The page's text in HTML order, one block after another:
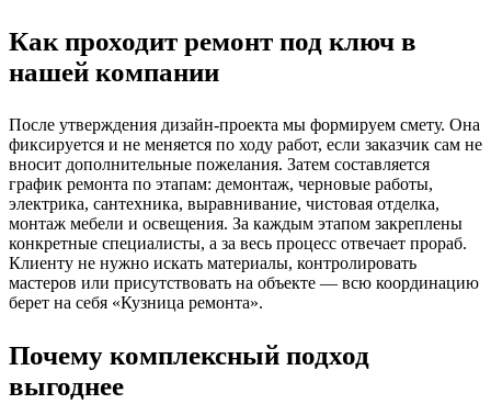
Как проходит ремонт под ключ в
нашей компании
После утверждения дизайн-проекта мы формируем смету. Она
фиксируется и не меняется по ходу работ, если заказчик сам не
вносит дополнительные пожелания. Затем составляется
график ремонта по этапам: демонтаж, черновые работы,
электрика, сантехника, выравнивание, чистовая отделка,
монтаж мебели и освещения. За каждым этапом закреплены
конкретные специалисты, а за весь процесс отвечает прораб.
Клиенту не нужно искать материалы, контролировать
мастеров или присутствовать на объекте — всю координацию
берет на себя «Кузница ремонта».
Почему комплексный подход
выгоднее